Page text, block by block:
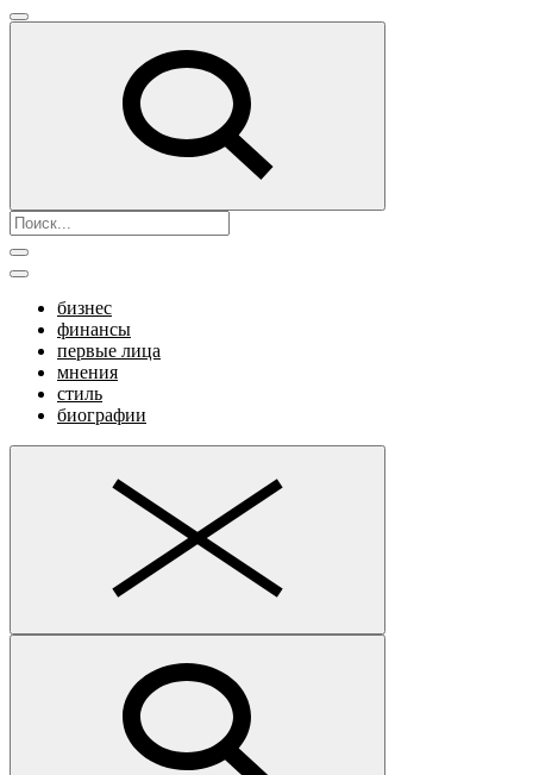
бизнес
финансы
первые лица
мнения
стиль
биографии